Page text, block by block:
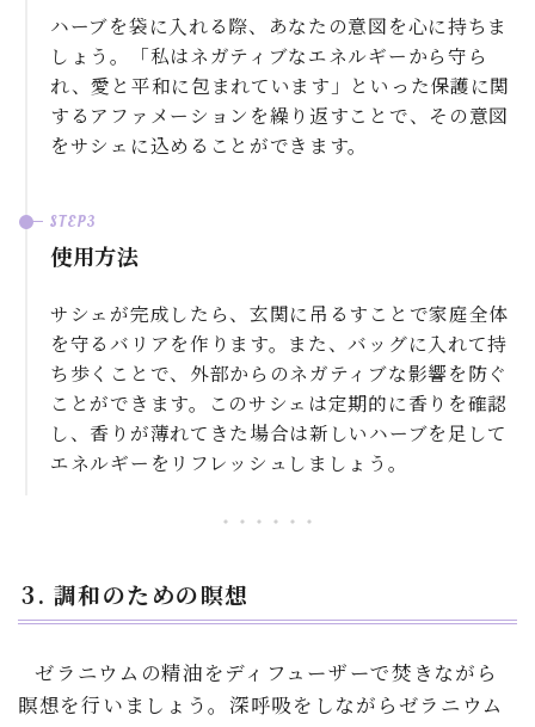
ハーブを袋に入れる際、あなたの意図を心に持ちま
しょう。「私はネガティブなエネルギーから守ら
れ、愛と平和に包まれています」といった保護に関
するアファメーションを繰り返すことで、その意図
をサシェに込めることができます。
使用方法
サシェが完成したら、玄関に吊るすことで家庭全体
を守るバリアを作ります。また、バッグに入れて持
ち歩くことで、外部からのネガティブな影響を防ぐ
ことができます。このサシェは定期的に香りを確認
し、香りが薄れてきた場合は新しいハーブを足して
エネルギーをリフレッシュしましょう。
3. 調和のための瞑想
ゼラニウムの精油をディフューザーで焚きながら
瞑想を行いましょう。深呼吸をしながらゼラニウム